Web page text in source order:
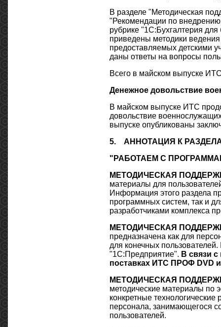
В разделе "Методическая
"Рекомендации по
рубрике "1С:Бухгалтерия
приведены методики
предоставляемых детскими
даны ответы на вопросы
Всего в майском выпуске
Денежное довольствие
В майском выпуске ИТС
довольствие
выпуске опубликованы
5. АННОТАЦИЯ К
"РАБОТАЕМ С
МЕТОДИЧЕСКАЯ
материалы для
Информация этого раздела
программных систем, так и
разработчиками комплекса
МЕТОДИЧЕСКАЯ
предназначена как для
для конечных
"1С:Предприятие". В связи
поставках ИТС ПРОФ DVD
МЕТОДИЧЕСКАЯ
методические материалы по
конкретные
персонала, занимающегося
пользователей.